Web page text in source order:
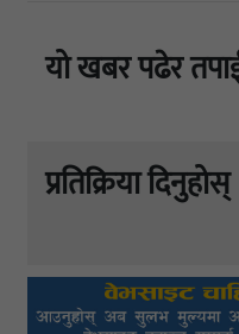
यो खबर पढेर
प्रतिक्रिया दिनुहोस्